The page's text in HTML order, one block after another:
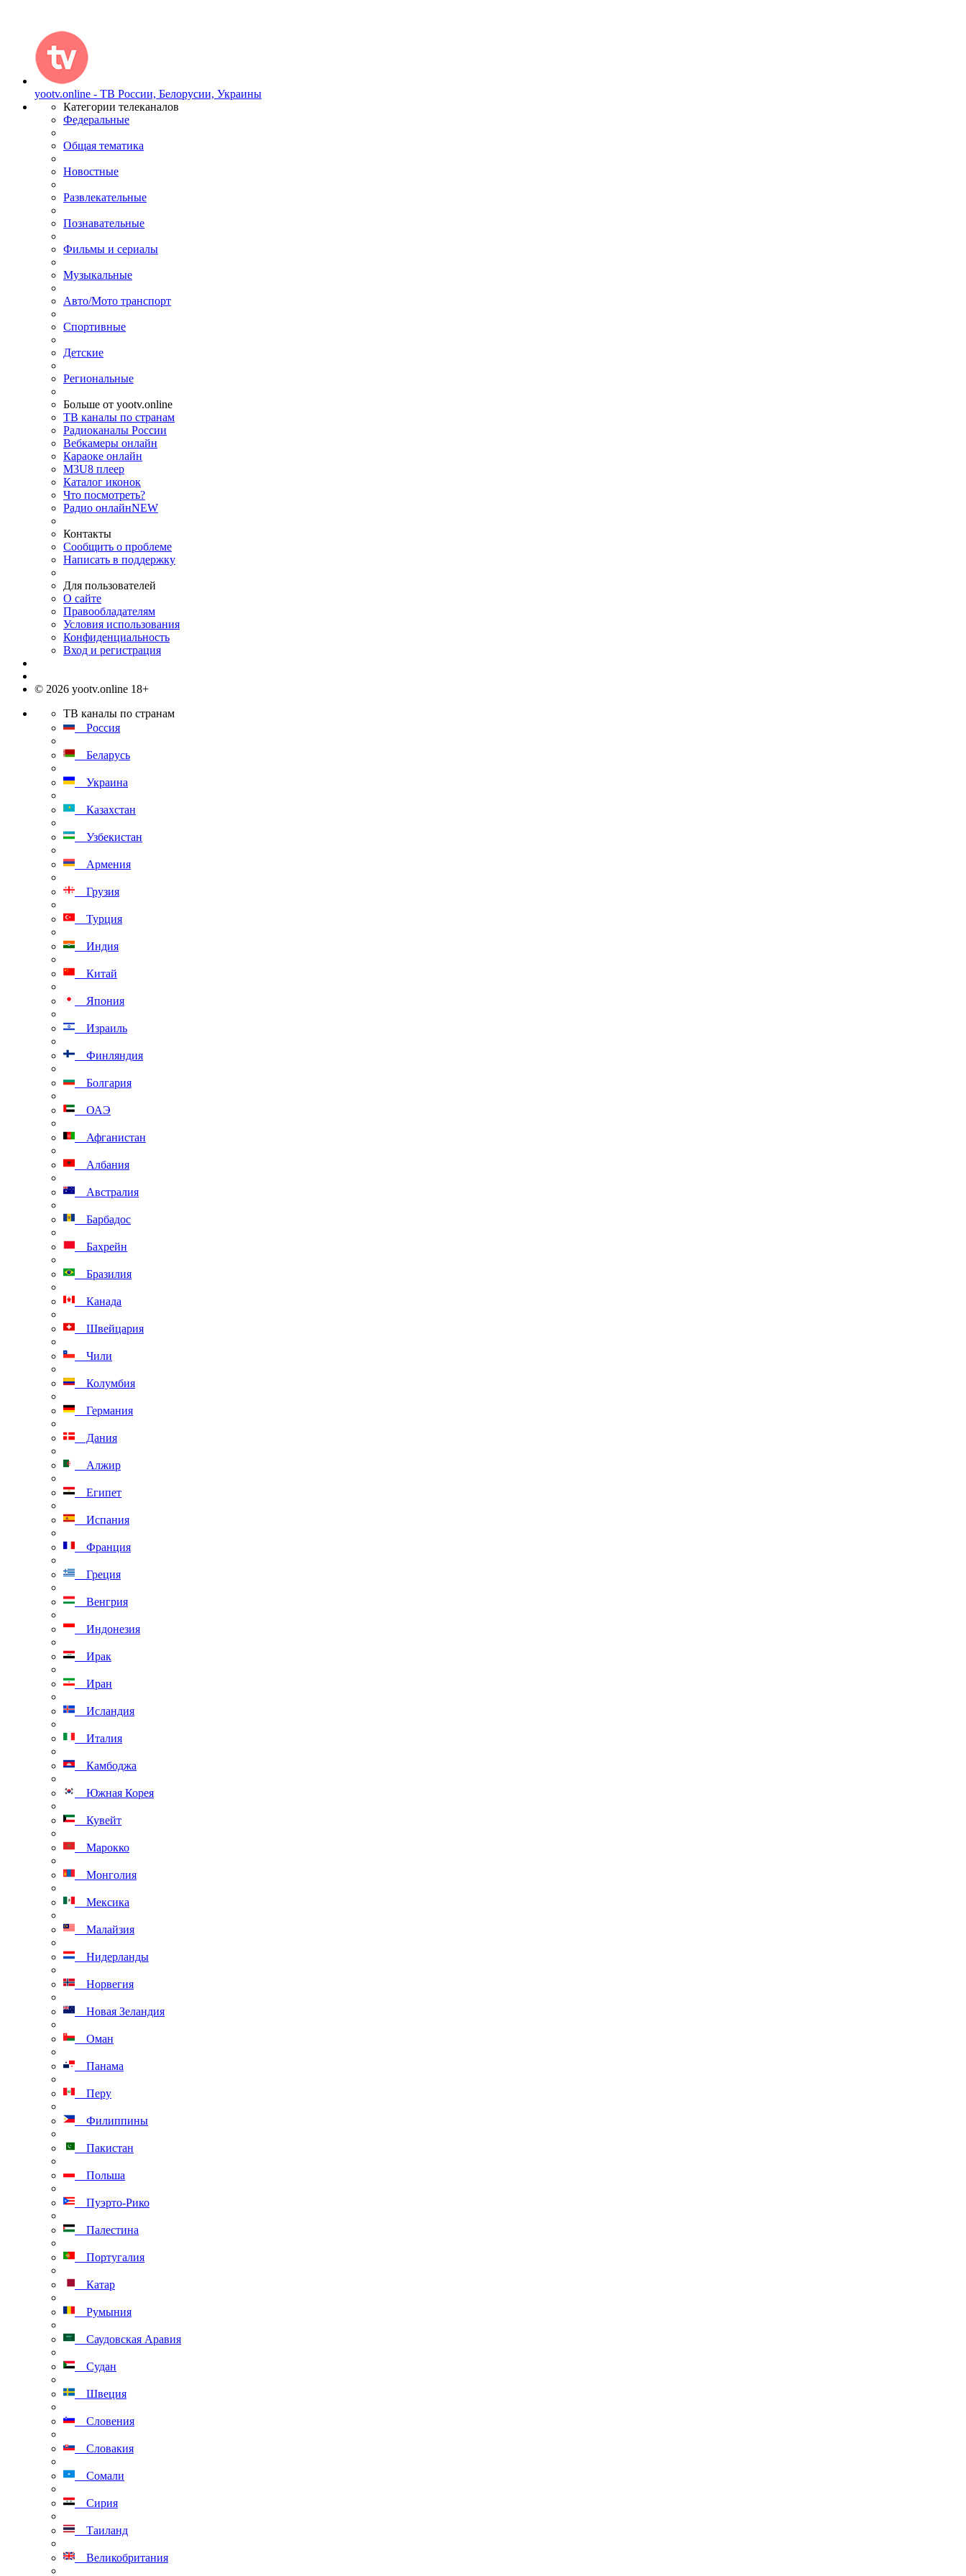
yootv.online - ТВ России, Белорусии, Украины
Категории телеканалов
Федеральные
Общая тематика
Новостные
Развлекательные
Познавательные
Фильмы и сериалы
Музыкальные
Авто/Мото транспорт
Спортивные
Детские
Региональные
Больше от yootv.online
ТВ каналы по странам
Радиоканалы России
Вебкамеры онлайн
Караоке онлайн
M3U8 плеер
Каталог иконок
Что посмотреть?
Радио онлайнNEW
Контакты
Сообщить о проблеме
Написать в поддержку
Для пользователей
О сайте
Правообладателям
Условия использования
Конфиденциальность
Вход и регистрация
© 2026 yootv.online 18+
ТВ каналы по странам
Россия
Беларусь
Украина
Казахстан
Узбекистан
Армения
Грузия
Турция
Индия
Китай
Япония
Израиль
Финляндия
Болгария
ОАЭ
Афганистан
Албания
Австралия
Барбадос
Бахрейн
Бразилия
Канада
Швейцария
Чили
Колумбия
Германия
Дания
Алжир
Египет
Испания
Франция
Греция
Венгрия
Индонезия
Ирак
Иран
Исландия
Италия
Камбоджа
Южная Корея
Кувейт
Марокко
Монголия
Мексика
Малайзия
Нидерланды
Норвегия
Новая Зеландия
Оман
Панама
Перу
Филиппины
Пакистан
Польша
Пуэрто-Рико
Палестина
Португалия
Катар
Румыния
Саудовская Аравия
Судан
Швеция
Словения
Словакия
Сомали
Сирия
Таиланд
Великобритания